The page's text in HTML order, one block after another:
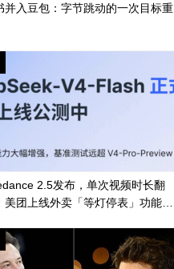
并入豆包：字节跳动的一次目标重
2.5发布，单次视频时长翻
美团上线外卖「等灯停表」功能；